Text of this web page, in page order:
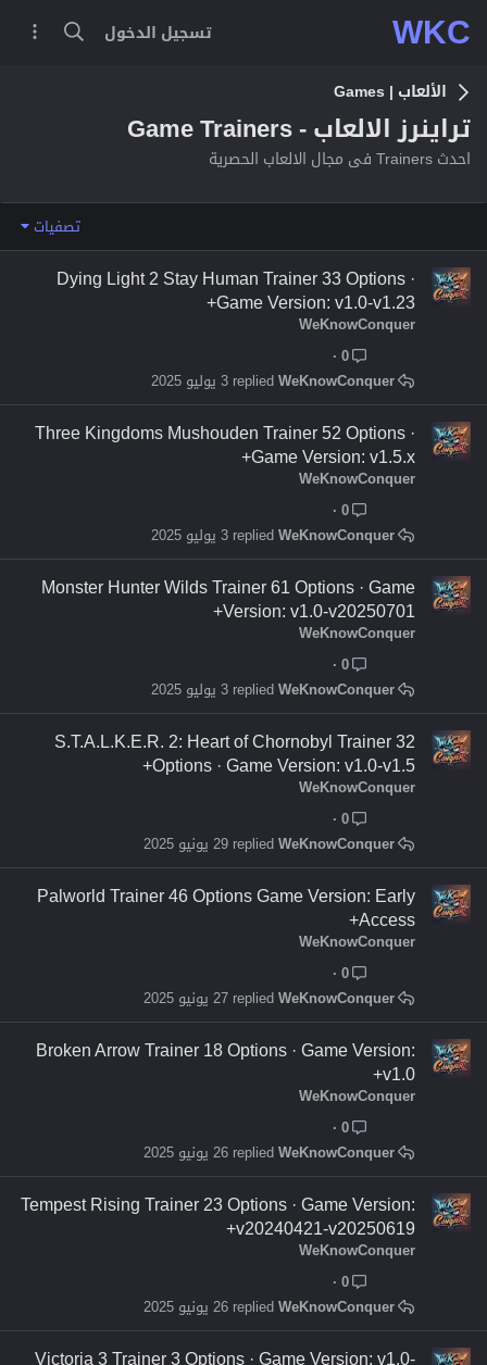
WKC تسجيل الدخول
الألعاب | Games
تراينرز الالعاب - Game Trainers
احدث Trainers فى مجال الالعاب الحصرية
تصفيات
Dying Light 2 Stay Human Trainer 33 Options ·
Game Version: v1.0-v1.23+
WeKnowConquer
0
3 يوليو 2025
WeKnowConquer
Three Kingdoms Mushouden Trainer 52 Options ·
Game Version: v1.5.x+
WeKnowConquer
0
3 يوليو 2025
WeKnowConquer
Monster Hunter Wilds Trainer 61 Options · Game
Version: v1.0-v20250701+
WeKnowConquer
0
3 يوليو 2025
WeKnowConquer
S.T.A.L.K.E.R. 2: Heart of Chornobyl Trainer 32
Options · Game Version: v1.0-v1.5+
WeKnowConquer
0
29 يونيو 2025
WeKnowConquer
Palworld Trainer 46 Options Game Version: Early
Access+
WeKnowConquer
0
27 يونيو 2025
WeKnowConquer
Broken Arrow Trainer 18 Options · Game Version:
v1.0+
WeKnowConquer
0
26 يونيو 2025
WeKnowConquer
Tempest Rising Trainer 23 Options · Game Version:
v20240421-v20250619+
WeKnowConquer
0
26 يونيو 2025
WeKnowConquer
Victoria 3 Trainer 3 Options · Game Version: v1.0-